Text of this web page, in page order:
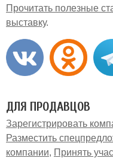
Прочитать полезные
выставку
ДЛЯ ПРОДАВЦОВ
Зарегистрировать
Разместить
компании
Принять